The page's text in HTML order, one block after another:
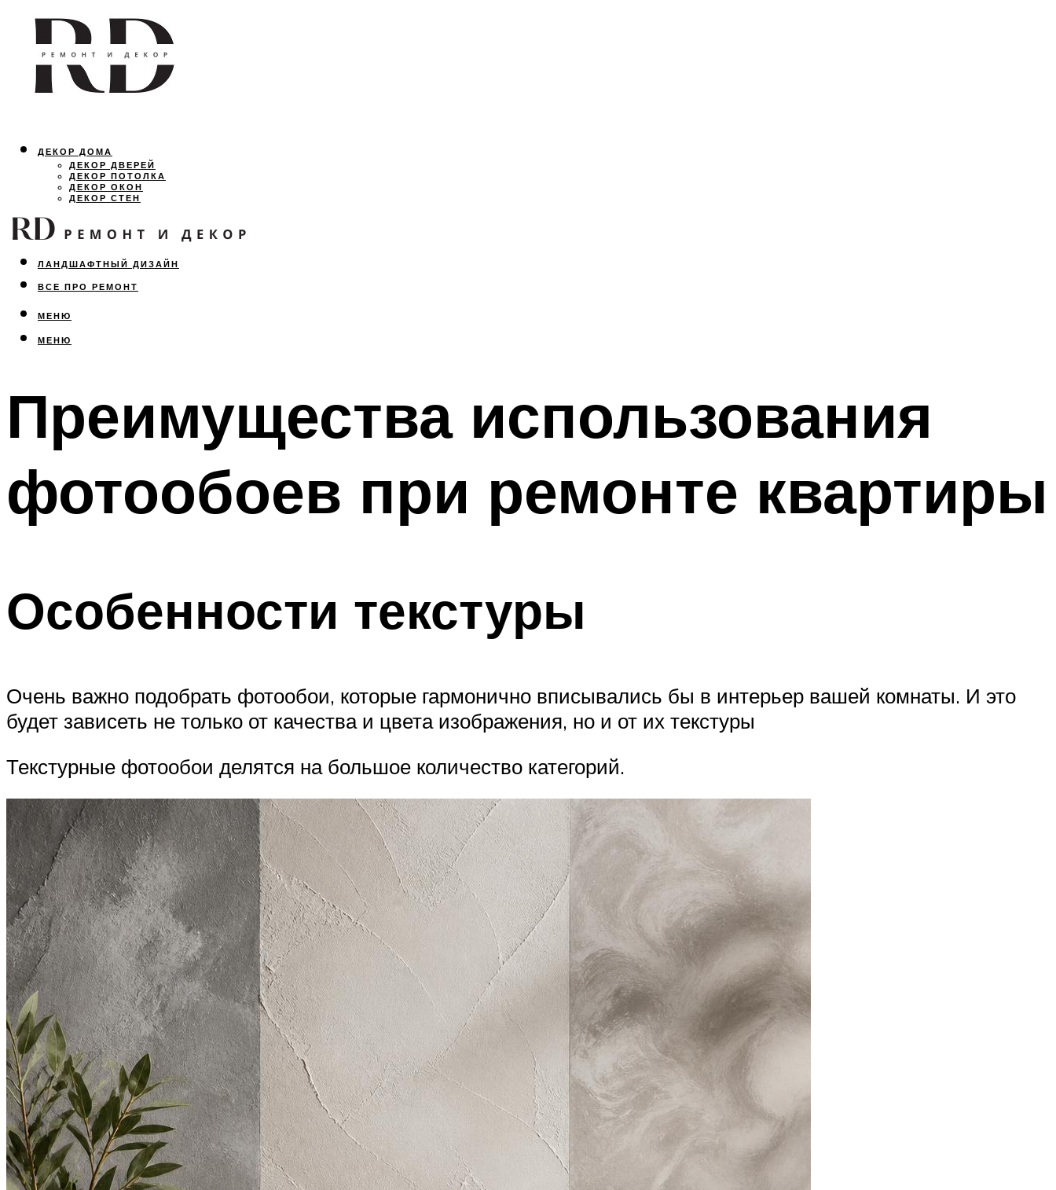
ДЕКОР ДОМА
ДЕКОР ДВЕРЕЙ
ДЕКОР ПОТОЛКА
ДЕКОР ОКОН
ДЕКОР СТЕН
ОСВЕЩЕНИЕ
ДИЗАЙН ИНТЕРЬЕРА
ЛАНДШАФТНЫЙ ДИЗАЙН
ВСЕ ПРО РЕМОНТ
МЕНЮ
МЕНЮ
Преимущества использования
фотообоев при ремонте квартиры
Особенности текстуры
Очень важно подобрать фотообои, которые гармонично вписывались бы в интерьер вашей комнаты. И это
будет зависеть не только от качества и цвета изображения, но и от их текстуры
Текстурные фотообои делятся на большое количество категорий.